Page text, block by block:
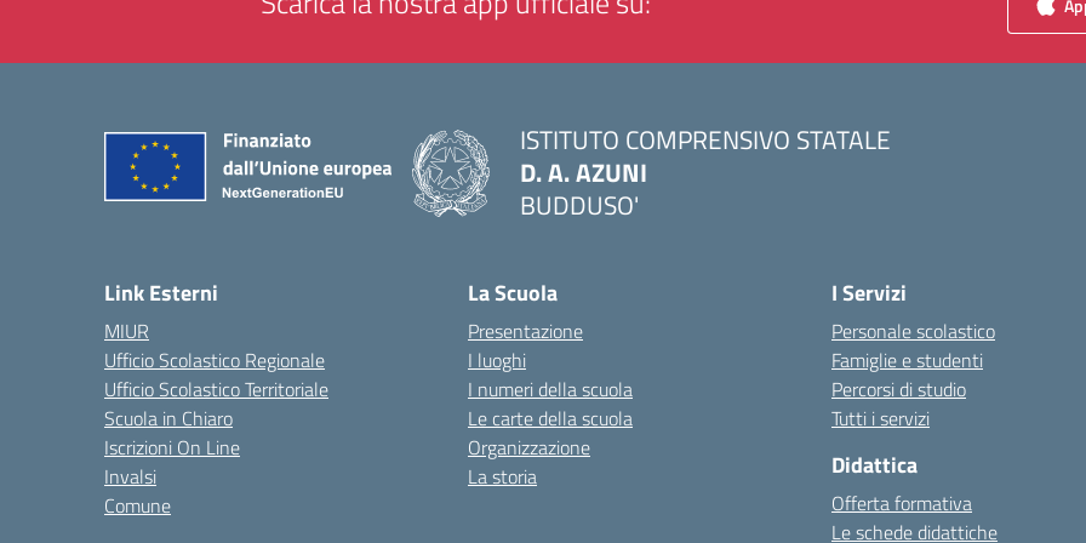
ISTITUTO COMPRENSIVO STATALE
D. A. AZUNI
BUDDUSO'
Link Esterni
MIUR
Ufficio Scolastico Regionale
Ufficio Scolastico Territoriale
Scuola in Chiaro
Iscrizioni On Line
Invalsi
Comune
La Scuola
Presentazione
I luoghi
I numeri della scuola
Le carte della scuola
Organizzazione
La storia
I Servizi
Personale scolastico
Famiglie e studenti
Percorsi di studio
Tutti i servizi
Didattica
Offerta formativa
Le schede didattiche